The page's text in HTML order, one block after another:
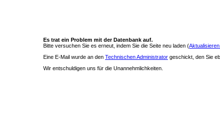
Es trat ein Problem mit der Datenbank auf.
Bitte versuchen Sie es erneut, indem Sie die Seite neu laden (
Eine E-Mail wurde an den Technischen Administrator geschickt, den Sie
Wir entschuldigen uns für die Unannehmlichkeiten.